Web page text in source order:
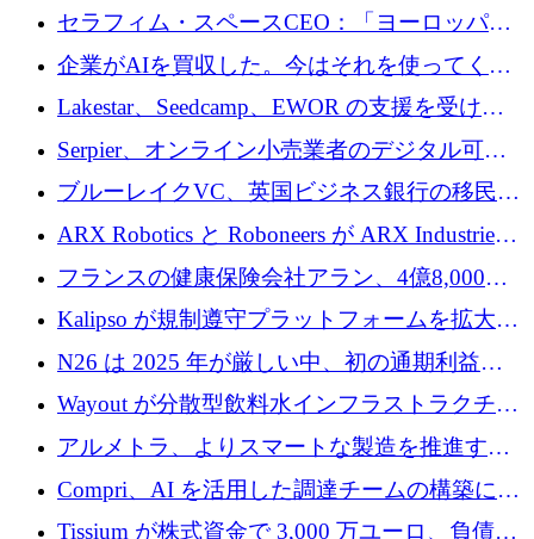
セラフィム・スペースCEO：「ヨーロッパは
追いつきつつある」
企業がAIを買収した。今はそれを使ってくれ
る人々が必要です
Lakestar、Seedcamp、EWOR の支援を受け、
SE3 が自律システム用の空間 AI プラットフォ
ームを発表
Serpier、オンライン小売業者のデジタル可視
性向上を支援するために 140 万ユーロを調達
ブルーレイクVC、英国ビジネス銀行の移民主
導スタートアップ支援で初のファンド獲得に
ARX Robotics と Roboneers が ARX Industries
を設立し、無人地上車両の生産を拡大
フランスの健康保険会社アラン、4億8,000万
ユーロの資金調達ラウンドで合意
Kalipso が規制遵守プラットフォームを拡大す
るために 320 万ドルを調達
N26 は 2025 年が厳しい中、初の通期利益を
達成
Wayout が分散型飲料水インフラストラクチャ
プラットフォームを拡張するために 242 万ユ
ーロを調達
アルメトラ、よりスマートな製造を推進する
ためにシリーズ A で 1,630 万ユーロを確保
Compri、AI を活用した調達チームの構築に
320 万ユーロを確保
Tissium が株式資金で 3,000 万ユーロ、負債で